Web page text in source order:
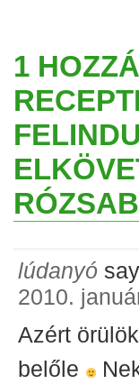
1
lúdanyó
2010.
Azért
belőle